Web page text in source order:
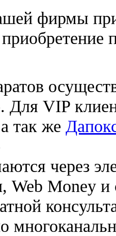
фирмы
Для VIP
так же
через
Web Money и